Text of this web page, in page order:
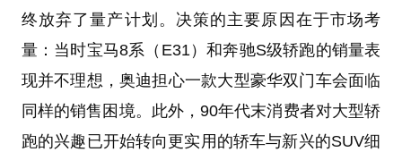
终放弃了量产计划。决策的主要原因在于市场考
量：当时宝马8系（E31）和奔驰S级轿跑的销量表
现并不理想，奥迪担心一款大型豪华双门车会面临
同样的销售困境。此外，90年代末消费者对大型轿
跑的兴趣已开始转向更实用的轿车与新兴的SUV细